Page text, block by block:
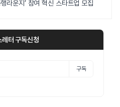
라운지’ 참여 혁신 스타트업 모집
레터 구독신청
구독